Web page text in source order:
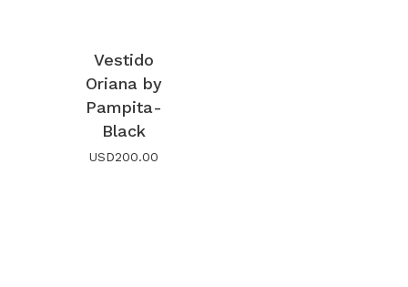
Vestido
Oriana by
Pampita-
Black
USD200.00